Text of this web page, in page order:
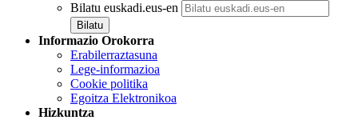
Bilatu euskadi.eus-en
Informazio Orokorra
Erabilerraztasuna
Lege-informazioa
Cookie politika
Egoitza Elektronikoa
Hizkuntza